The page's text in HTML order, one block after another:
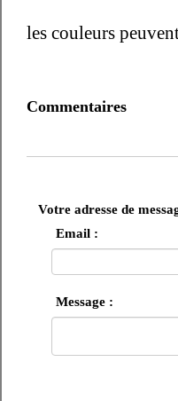
les couleurs
Commentaires
Votre adresse de
Email :
Message :